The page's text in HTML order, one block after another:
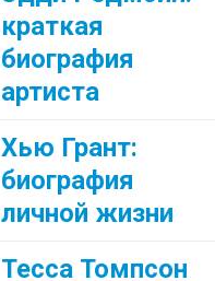
краткая
биография
артиста
Хью Грант:
биография
личной жизни
Тесса Томпсон